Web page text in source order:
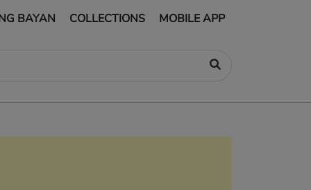
BAYAN COLLECTIONS MOBILE APP